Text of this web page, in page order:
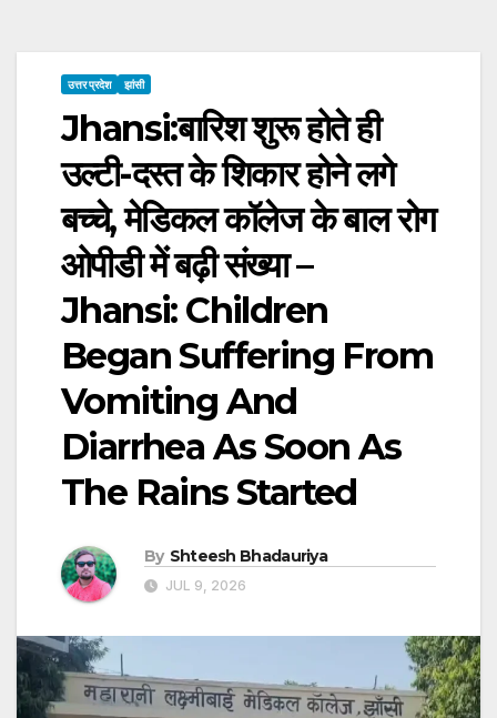
उत्तर प्रदेश झांसी
Jhansi:बारिश शुरू होते ही
उल्टी-दस्त के शिकार होने लगे
बच्चे, मेडिकल कॉलेज के बाल रोग
ओपीडी में बढ़ी संख्या –
Jhansi: Children
Began Suffering From
Vomiting And
Diarrhea As Soon As
The Rains Started
By Shteesh Bhadauriya
JUL 9, 2026